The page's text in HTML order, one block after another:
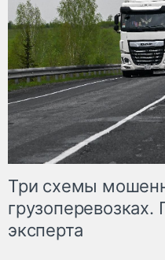
Три схемы
эксперта